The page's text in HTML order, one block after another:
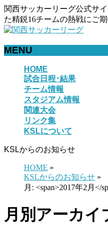
関西サッカーリーグ公式サ
た精鋭16チームの熱戦にご
MENU
HOME
試合日程･結果
チーム情報
スタジアム情報
関連大会
リンク集
KSLについて
KSLからのお知らせ
HOME »
KSLからのお知らせ »
月: <span>2017年2月</
月別アーカイ